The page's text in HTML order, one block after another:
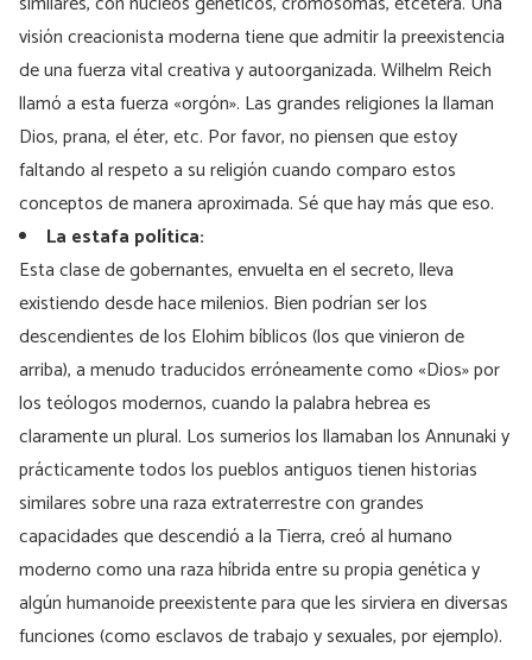
visión creacionista moderna tiene que admitir la preexistencia
de una fuerza vital creativa y autoorganizada. Wilhelm Reich
llamó a esta fuerza «orgón». Las grandes religiones la llaman
Dios, prana, el éter, etc. Por favor, no piensen que estoy
faltando al respeto a su religión cuando comparo estos
conceptos de manera aproximada. Sé que hay más que eso.
La estafa política:
Esta clase de gobernantes, envuelta en el secreto, lleva
existiendo desde hace milenios. Bien podrían ser los
descendientes de los Elohim bíblicos (los que vinieron de
arriba), a menudo traducidos erróneamente como «Dios» por
los teólogos modernos, cuando la palabra hebrea es
claramente un plural. Los sumerios los llamaban los Annunaki y
prácticamente todos los pueblos antiguos tienen historias
similares sobre una raza extraterrestre con grandes
capacidades que descendió a la Tierra, creó al humano
moderno como una raza híbrida entre su propia genética y
algún humanoide preexistente para que les sirviera en diversas
funciones (como esclavos de trabajo y sexuales, por ejemplo).